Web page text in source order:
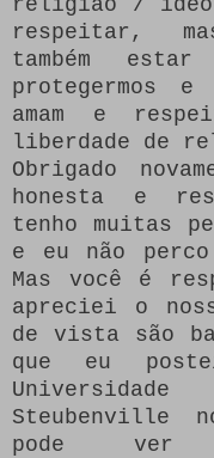
respeitar,
também
protegermos
amam e
liberdade de
Obrigado
honesta e
tenho muitas
e eu não perco
Mas você é
apreciei o
de vista são
que eu
Steubenville
pode